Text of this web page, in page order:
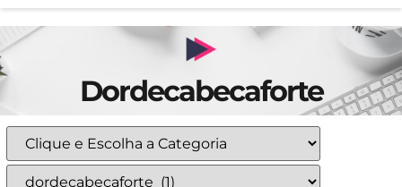
Dordecabecaforte